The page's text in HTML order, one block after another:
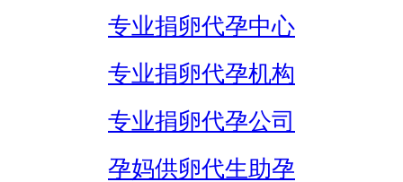
专业捐卵代孕中心
专业捐卵代孕机构
专业捐卵代孕公司
孕妈供卵代生助孕